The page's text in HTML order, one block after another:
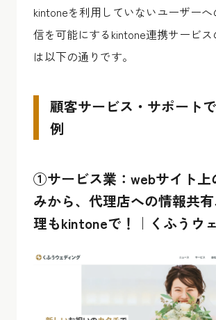
kintoneを利用していないユーザー
信を可能にするkintone連携サービス
は以下の通りです。
顧客サービス・サポート
例
①サービス業：webサイト上
みから、代理店への情報共
理もkintoneで！｜くふうウ